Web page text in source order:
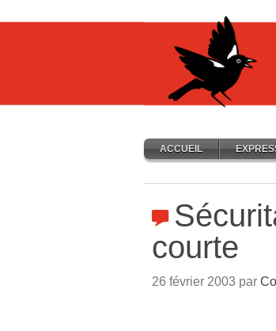
ACCUEIL
courte
26 février 2003 par